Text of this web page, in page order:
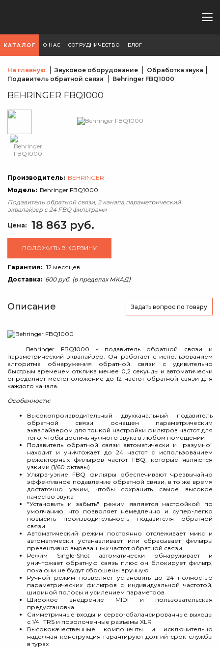
КАТАЛОГ О НАС СОТРУДНИЧЕСТВО БЛОГ
На главную Звуковое оборудование
Обработка звука
Подавитель обратной связи
Behringer FBQ1000
BEHRINGER FBQ1000
Производитель: BEHRINGER
Модель: Behringer FBQ1000
Подавитель обратной связи, 2 канала,параметрический
эквалайзер с 24 FBQ фильтрами
Цена: 18 863 руб.
ПОЛОЖИТЬ В КОРЗИНУ
Гарантия: 12 месяцев
Доставка: 600 руб. (в пределах МКАД)
Описание Задать вопрос по товару
Behringer FBQ1000 - подавитель обратной связи и
параметрический эквалайзер. Он работает с использованием
алгоритма обнаружения обратной связи с удивительно
быстрым временем отклика менее 0,2 секунды и автоматически
определяет местоположение до 12 частот обратной связи для
каждого канала.
Особенности:
Высокопроизводительный двухканальный подавитель
обратной связи оснащен параметрическим
эквалайзером для тонкой настройки фильтров частот для
того, чтобы достичь нужного звука в любом помещении
Подавитель обратной связи автоматически и "разумно"
находит и уничтожает до 24 частот с использованием
режекторных фильтров частот FBQ, которые являются
узкими (1/60 октавы)
Ультра-узкие FBQ фильтры обеспечивают чрезвычайно
эффективное подавление обратной связи, в то же время
достаточно узким, чтобы сохранить самое высокое
качество звука
"Установить и забыть" режим является настройкой по
умолчанию, что позволяет немедленно и супер-легко
повысить производительность подавителя обратной
связи
Автоматический режим постоянно отслеживает микс и
автоматически устанавливает или сбрасывает фильтры
превентивно вырезанных частот обратной связи
Режим Single-Shot автоматически обнаруживает и
уничтожает обратную связь плюс он блокирует фильтр,
пока они не будут сброшены вручную
Ручной режим позволяет установить до 24 полностью
параметрических фильтров с индивидуальной частотой,
шириной полосы и усилением параметров
Широкое внедрение MIDI и пользовательская
предустановка
Симметричные входы и серво-сбалансированные выходы
с 1/4" TRS и позолоченные разъемы XLR
Высококачественные компоненты и исключительно
надежная конструкция гарантируют долгий срок службы
в турах